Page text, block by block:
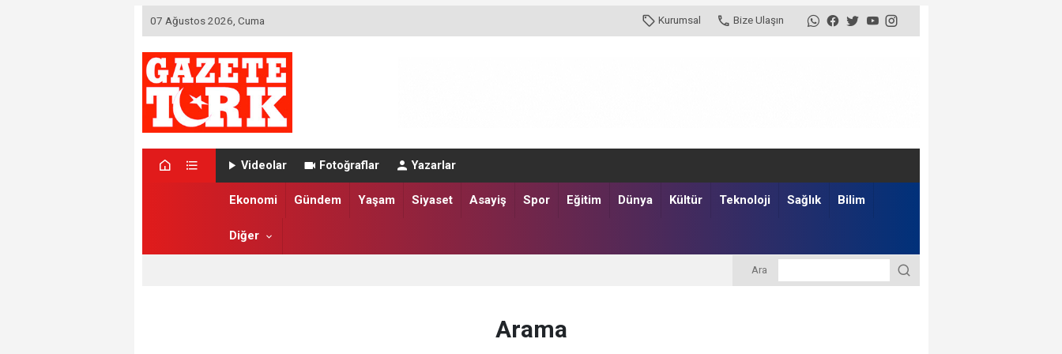
07 Ağustos 2026, Cuma Kurumsal Bize Ulaşın
Videolar Fotoğraflar Yazarlar
Ekonomi Gündem Yaşam Siyaset Asayiş Spor Eğitim Dünya Kültür Teknoloji Sağlık Bilim
Diğer
Ara
Arama